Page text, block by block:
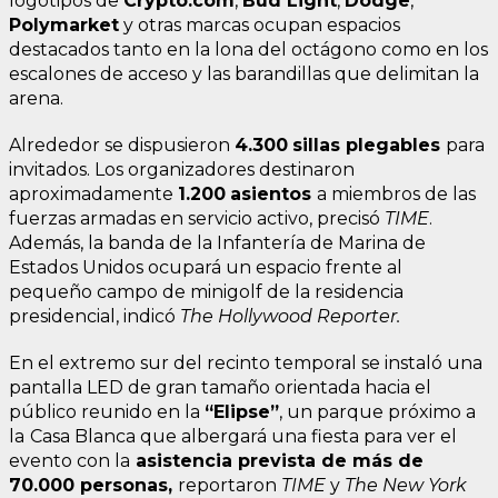
Polymarket y otras marcas ocupan espacios
destacados tanto en la lona del octágono como en los
escalones de acceso y las barandillas que delimitan la
arena.
Alrededor se dispusieron 4.300 sillas plegables para
invitados. Los organizadores destinaron
aproximadamente 1.200 asientos a miembros de las
fuerzas armadas en servicio activo, precisó TIME.
Además, la banda de la Infantería de Marina de
Estados Unidos ocupará un espacio frente al
pequeño campo de minigolf de la residencia
presidencial, indicó The Hollywood Reporter.
En el extremo sur del recinto temporal se instaló una
pantalla LED de gran tamaño orientada hacia el
público reunido en la “Elipse”, un parque próximo a
la Casa Blanca que albergará una fiesta para ver el
evento con la asistencia prevista de más de
70.000 personas, reportaron TIME y The New York